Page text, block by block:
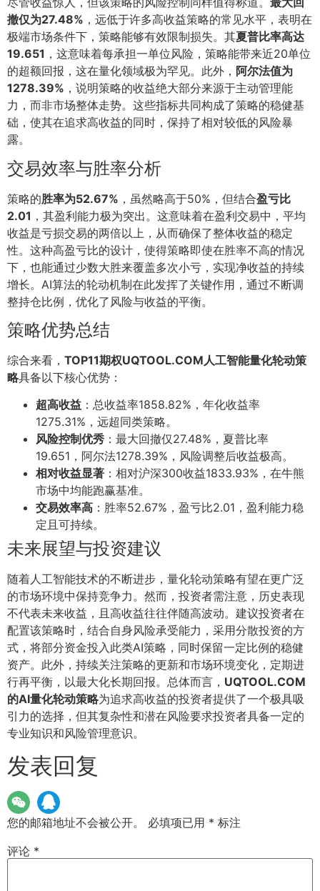
撤仅为27.48% ，远低于许多高收益策略的常见水平，表明在
极端市场条件下，策略能够有效限制损失。其夏普比率高达
19.651 ，这意味着每承担一单位风险，策略能带来近20单位
的超额回报，这在量化领域极为罕见。此外， 阿尔法值为
1278.39% ，说明策略的收益绝大部分来源于主动管理能
力，而非市场整体走势。这些指标共同构成了策略的稳健基
础，使其在追求高收益的同时，保持了相对较低的风险暴
露。
交易效率与胜率分析
策略的胜率为52.67% ，虽然略高于50%，但结合盈亏比
2.01 ，其盈利能力极为突出。这意味着在盈利交易中，平均
收益是亏损交易的两倍以上，从而确保了整体收益的稳定
性。这种高盈亏比的设计，使得策略即使在胜率不高的情况
下，也能通过少数大胜来覆盖多次小亏，实现净收益的持续
增长。AI算法的轮动机制在此发挥了关键作用，通过不断调
整持仓比例，优化了风险与收益的平衡。
策略优势总结
综合来看， TOP11期权UQTOOL.COM人工智能量化轮动策
略具备以下核心优势：
超高收益 ：总收益率1858.82%，年化收益率
1275.31%，远超同类策略。
风险控制优秀 ：最大回撤仅27.48%，夏普比率
19.651，阿尔法1278.39%，风险调整后收益极高。
相对收益显著 ：相对沪深300收益1833.93%，在牛熊
市场中均能跑赢基准。
交易效率高 ：胜率52.67%，盈亏比2.01，盈利能力稳
定且可持续。
未来展望与投资建议
随着人工智能技术的不断进步，量化轮动策略有望在更广泛
的市场环境中保持竞争力。然而，投资者需注意，历史表现
不代表未来收益，且高收益往往伴随高波动。建议投资者在
配置该策略时，结合自身风险承受能力，采用分散投资的方
式，将部分资金投入此类AI策略，同时保留一定比例的稳健
资产。此外，持续关注策略的更新和市场环境变化，定期进
行再平衡，以最大化长期回报。总体而言， UQTOOL.COM
的AI量化轮动策略为追求高收益的投资者提供了一个极具吸
引力的选择，但其复杂性和潜在风险要求投资者具备一定的
专业知识和风险管理意识。
发表回复
您的邮箱地址不会被公开。 必填项已用 * 标注
评论 *